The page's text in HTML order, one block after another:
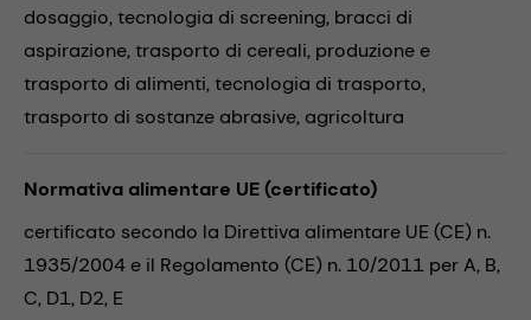
dosaggio,tecnologia di screening, bracci di
aspirazione,trasporto di cereali, produzione e
trasporto di alimenti,tecnologia di trasporto,
trasporto di sostanze abrasive, agricoltura
Normativa alimentare UE (certificato)
certificato secondo la Direttiva alimentare UE (CE) n.
1935/2004 e il Regolamento (CE) n. 10/2011 per A, B,
C, D1, D2, E